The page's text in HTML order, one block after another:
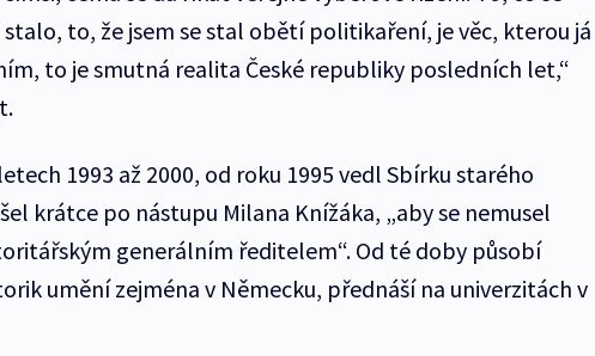
stalo, to, že jsem se stal obětí politikaření, je věc, kterou já
to je smutná realita České republiky posledních let,“
1993 až 2000, od roku 1995 vedl Sbírku starého
krátce po nástupu Milana Knížáka, „aby se nemusel
generálním ředitelem“. Od té doby působí
umění zejména v Německu, přednáší na univerzitách v